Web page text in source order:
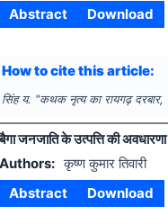
Abstract
Download
How to cite this article:
सिंह य. "कथक नृत्य का रायगढ़ दरबार,
जनजाति के उत्पत्ति की अवधारणा
Authors: कृष्ण कुमार तिवारी
Abstract
Download